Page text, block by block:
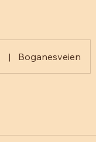
| Boganesveien